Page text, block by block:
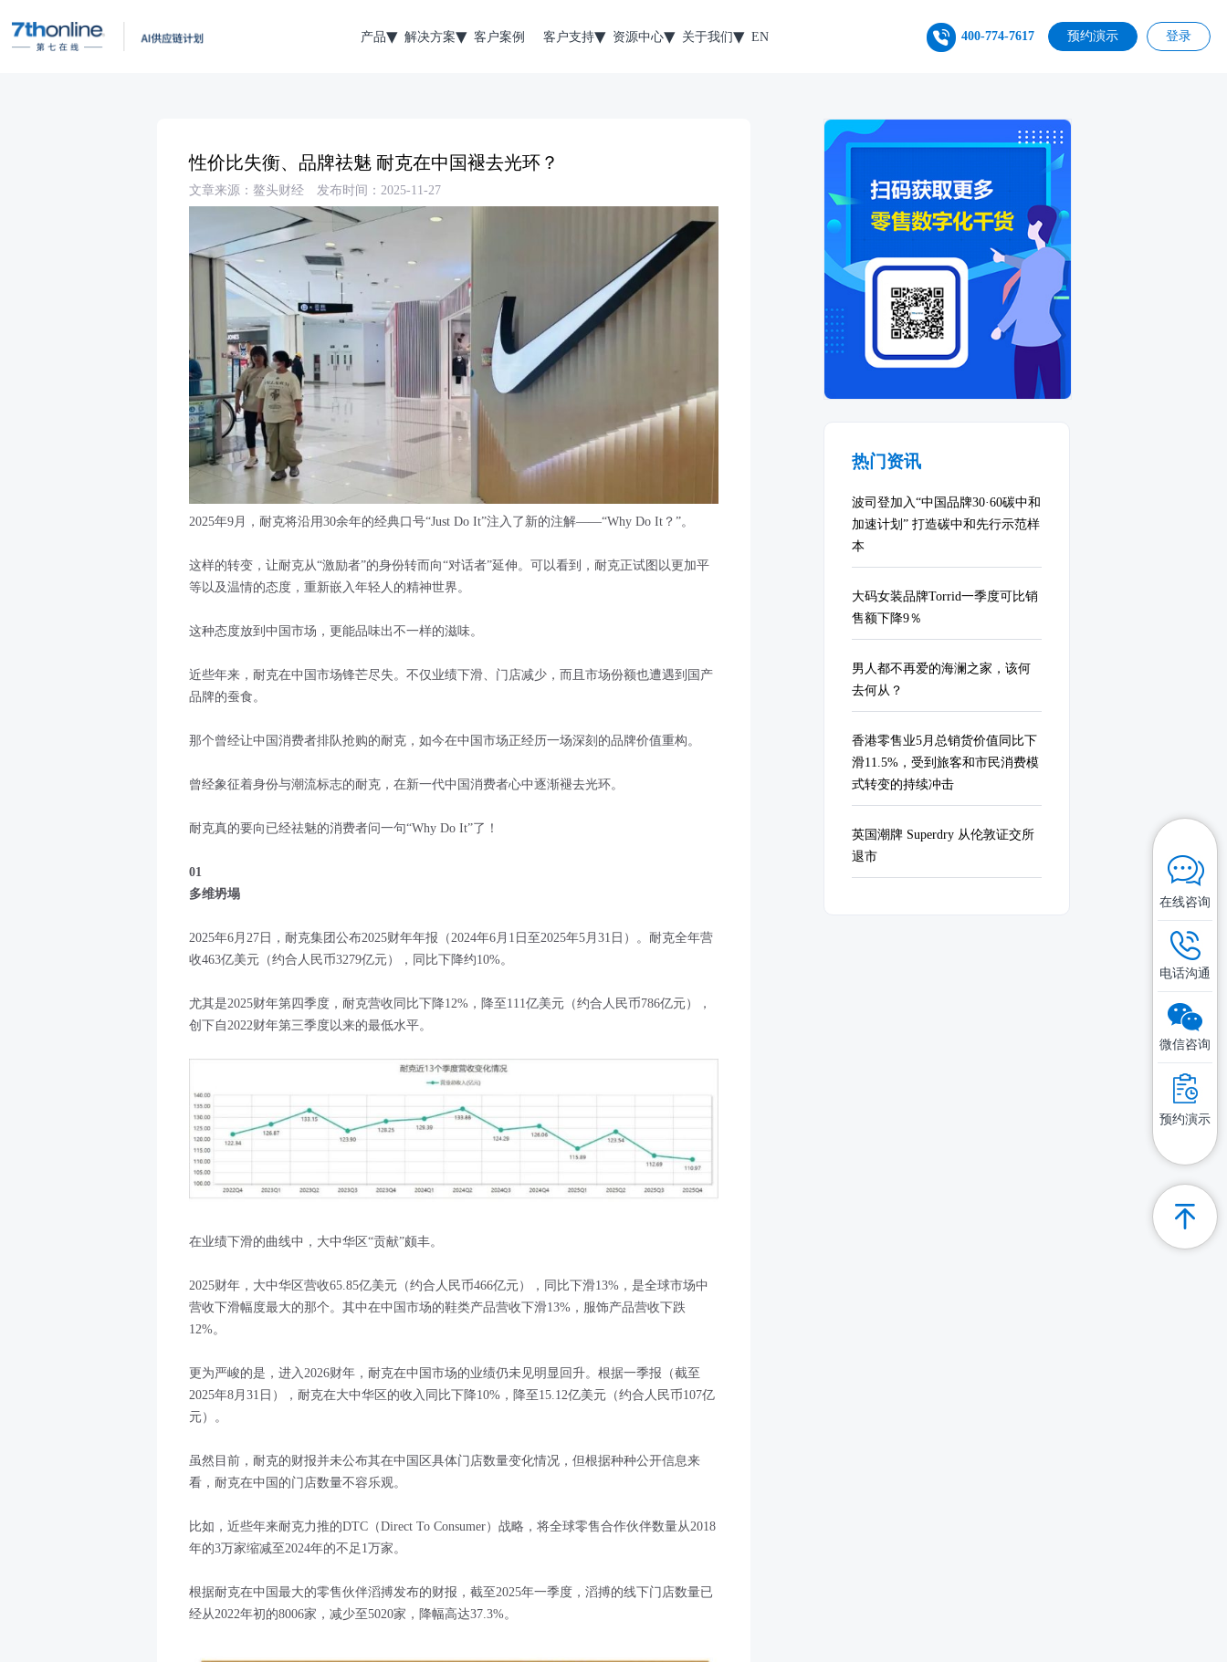
产品 解决方案 客户案例 客户支持 资源中心 关于我们 EN 400-774-7617 预约演示 登录
性价比失衡、品牌祛魅 耐克在中国褪去光环？
文章来源：鳌头财经 发布时间：2025-11-27
2025年9月，耐克将沿用30余年的经典口号“Just Do It”注入了新的注解——“Why Do It？”。
这样的转变，让耐克从“激励者”的身份转而向“对话者”延伸。可以看到，耐克正试图以更加平
等以及温情的态度，重新嵌入年轻人的精神世界。
这种态度放到中国市场，更能品味出不一样的滋味。
近些年来，耐克在中国市场锋芒尽失。不仅业绩下滑、门店减少，而且市场份额也遭遇到国产
品牌的蚕食。
那个曾经让中国消费者排队抢购的耐克，如今在中国市场正经历一场深刻的品牌价值重构。
曾经象征着身份与潮流标志的耐克，在新一代中国消费者心中逐渐褪去光环。
耐克真的要向已经祛魅的消费者问一句“Why Do It”了！
01
多维坍塌
2025年6月27日，耐克集团公布2025财年年报（2024年6月1日至2025年5月31日）。耐克全年营
收463亿美元（约合人民币3279亿元），同比下降约10%。
尤其是2025财年第四季度，耐克营收同比下降12%，降至111亿美元（约合人民币786亿元），
创下自2022财年第三季度以来的最低水平。
在业绩下滑的曲线中，大中华区“贡献”颇丰。
2025财年，大中华区营收65.85亿美元（约合人民币466亿元），同比下滑13%，是全球市场中
营收下滑幅度最大的那个。其中在中国市场的鞋类产品营收下滑13%，服饰产品营收下跌
12%。
更为严峻的是，进入2026财年，耐克在中国市场的业绩仍未见明显回升。根据一季报（截至
2025年8月31日），耐克在大中华区的收入同比下降10%，降至15.12亿美元（约合人民币107亿
元）。
虽然目前，耐克的财报并未公布其在中国区具体门店数量变化情况，但根据种种公开信息来
看，耐克在中国的门店数量不容乐观。
比如，近些年来耐克力推的DTC（Direct To Consumer）战略，将全球零售合作伙伴数量从2018
年的3万家缩减至2024年的不足1万家。
根据耐克在中国最大的零售伙伴滔搏发布的财报，截至2025年一季度，滔搏的线下门店数量已
经从2022年初的8006家，减少至5020家，降幅高达37.3%。
热门资讯
波司登加入“中国品牌30·60碳中和
加速计划” 打造碳中和先行示范样
本
大码女装品牌Torrid一季度可比销
售额下降9％
男人都不再爱的海澜之家，该何
去何从？
香港零售业5月总销货价值同比下
滑11.5%，受到旅客和市民消费模
式转变的持续冲击
英国潮牌 Superdry 从伦敦证交所
退市
在线咨询
电话沟通
微信咨询
预约演示